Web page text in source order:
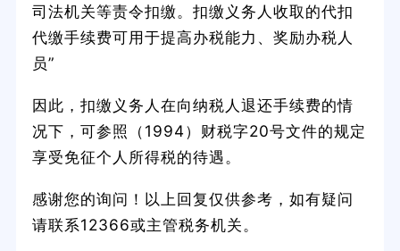
司法机关等责令扣缴。扣缴义务人收取的代扣
代缴手续费可用于提高办税能力、奖励办税人
员”
因此，扣缴义务人在向纳税人退还手续费的情
况下，可参照（1994）财税字20号文件的规定
享受免征个人所得税的待遇。
感谢您的询问！以上回复仅供参考，如有疑问
请联系12366或主管税务机关。